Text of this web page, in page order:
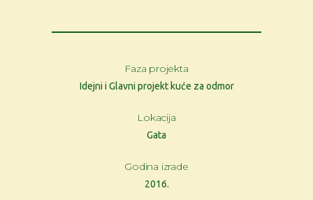
Faza projekta
Idejni i Glavni projekt kuće za odmor
Lokacija
Gata
Godina izrade
2016.